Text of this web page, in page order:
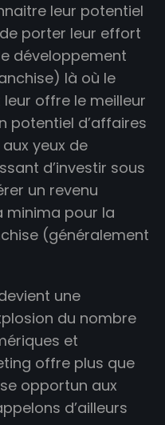
leur potentiel
porter leur effort
développement
là où le
offre le meilleur
potentiel d’affaires
yeux de
d’investir sous
un revenu
minima pour la
(généralement
une
du nombre
et
offre plus que
opportun aux
d’ailleurs